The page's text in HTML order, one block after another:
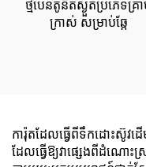
ថ្មប៉េនតូនីតស្ងួតប្រភេទគ្រ
ក្រាស់ សម្រាប់ឆ្កែ
ការ៉ុតដែលធ្វើពីទឹកដោះស៊ូវដ
ដែលធ្វើឱ្យវាផ្សេងពីដំណោះស្